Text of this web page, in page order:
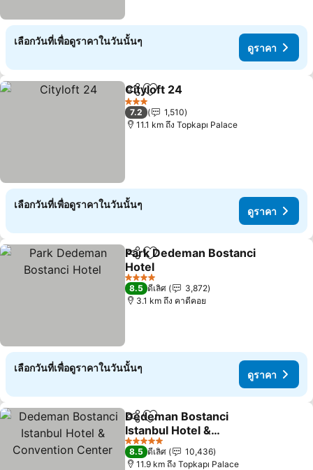
เลือกวันที่เพื่อดูราคาในวันนั้นๆ
ดูราคา
แชร์ เพิ่มในรายการโปรด
Cityloft 24
3 ดาว
7.2
1,510
11.1 km ถึง Topkapı Palace
เลือกวันที่เพื่อดูราคาในวันนั้นๆ
ดูราคา
แชร์ เพิ่มในรายการโปรด
Park Dedeman Bostanci
Hotel
4 ดาว
8.5 ดีเลิศ
3,872
3.1 km ถึง คาดีคอย
เลือกวันที่เพื่อดูราคาในวันนั้นๆ
ดูราคา
แชร์ เพิ่มในรายการโปรด
Dedeman Bostanci
Istanbul Hotel &
Convention Center
5 ดาว
8.5 ดีเลิศ
10,436
11.9 km ถึง Topkapı Palace